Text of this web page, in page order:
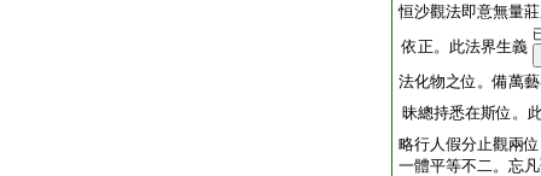
恒沙觀法即意無量
依正。此法界生義
法化物之位。備萬
昧總持悉在斯位。
略行人假分止觀兩
一體平等不二。忘